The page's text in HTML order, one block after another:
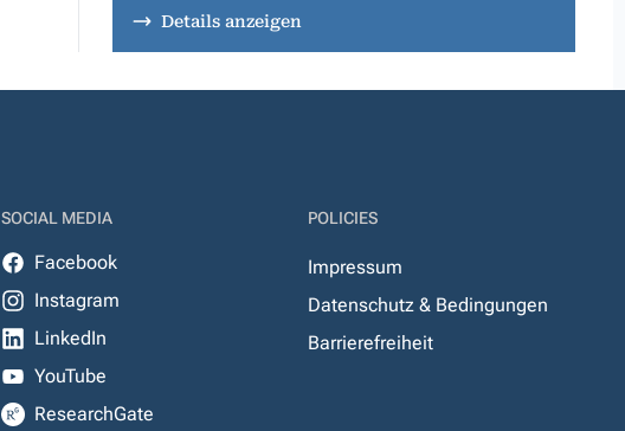
Details anzeigen
SOCIAL MEDIA
Facebook
Instagram
LinkedIn
YouTube
ResearchGate
POLICIES
Impressum
Datenschutz & Bedingungen
Barrierefreiheit